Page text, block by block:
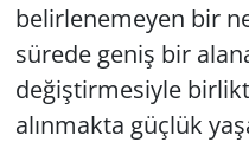
belirlenemeyen bir
sürede geniş bir
değiştirmesiyle
alınmakta güçlük